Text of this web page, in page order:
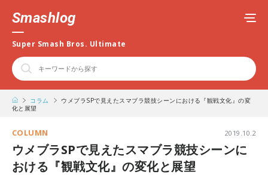
Smashlog
Super Smash Bros. Ultimate
コラム
ウメブラSPで見えたスマブラ競技シーンにおける『観戦文化』の変
化と展望
COLUMN 2019.10.2
ウメブラSPで見えたスマブラ競技シーンに
おける『観戦文化』の変化と展望